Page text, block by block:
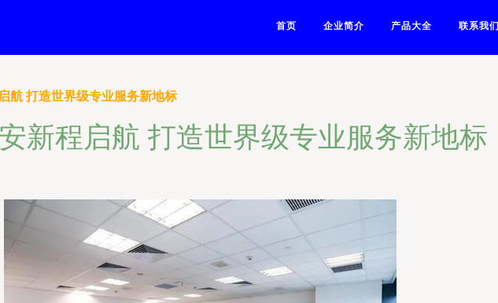
首页 企业简介 产品大全 联系我们
航 打造世界级专业服务新地标
新程启航 打造世界级专业服务新地标